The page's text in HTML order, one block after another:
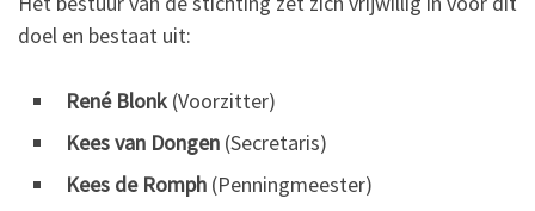
doel en bestaat uit:
René Blonk (Voorzitter)
Kees van Dongen (Secretaris)
Kees de Romph (Penningmeester)